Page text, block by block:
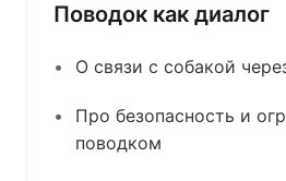
Поводок как диалог
О связи с собакой
Про безопасность и
поводком